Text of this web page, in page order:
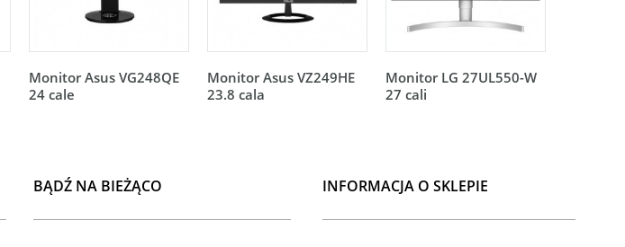
Monitor Asus VG248QE
24 cale
Monitor Asus VZ249HE
23.8 cala
Monitor LG 27UL550-W
27 cali
BĄDŹ NA BIEŻĄCO INFORMACJA O SKLEPIE